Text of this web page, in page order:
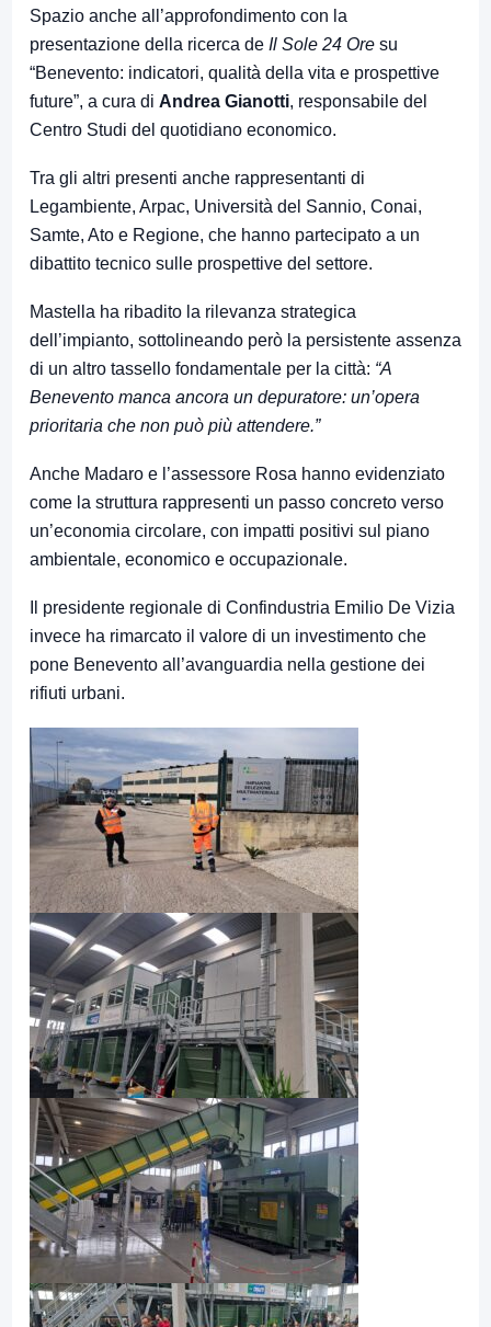
Spazio anche all’approfondimento con la
presentazione della ricerca de Il Sole 24 Ore su
“Benevento: indicatori, qualità della vita e prospettive
future”, a cura di Andrea Gianotti, responsabile del
Centro Studi del quotidiano economico.
Tra gli altri presenti anche rappresentanti di
Legambiente, Arpac, Università del Sannio, Conai,
Samte, Ato e Regione, che hanno partecipato a un
dibattito tecnico sulle prospettive del settore.
Mastella ha ribadito la rilevanza strategica
dell’impianto, sottolineando però la persistente assenza
di un altro tassello fondamentale per la città: “A
Benevento manca ancora un depuratore: un’opera
prioritaria che non può più attendere.”
Anche Madaro e l’assessore Rosa hanno evidenziato
come la struttura rappresenti un passo concreto verso
un’economia circolare, con impatti positivi sul piano
ambientale, economico e occupazionale.
Il presidente regionale di Confindustria Emilio De Vizia
invece ha rimarcato il valore di un investimento che
pone Benevento all’avanguardia nella gestione dei
rifiuti urbani.